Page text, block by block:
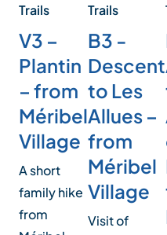
Trails
V3 –
Plantin
– from
Méribel
Village
A short
family hike
from
Trails
B3 -
Descent
to Les
Allues –
from
Méribel
Village
Visit of